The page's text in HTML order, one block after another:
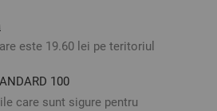
este 19.60 lei pe teritoriul
100
care sunt sigure pentru